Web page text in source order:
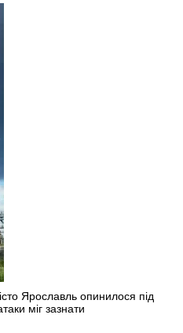
Ярославль опинилося під
міг зазнати